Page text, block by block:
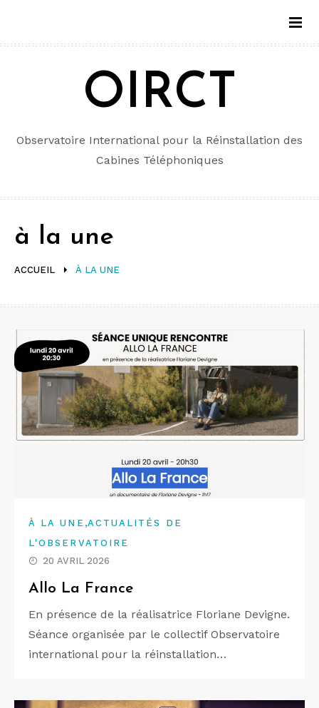
contenu
OIRCT
Observatoire International pour la Réinstallation des
Cabines Téléphoniques
ACCUEIL À LA UNE
à la une
À LA UNE ,ACTUALITÉS DE
L'OBSERVATOIRE
20 AVRIL 2026
Allo La France
En présence de la réalisatrice Floriane Devigne.
Séance organisée par le collectif Observatoire
international pour la réinstallation…